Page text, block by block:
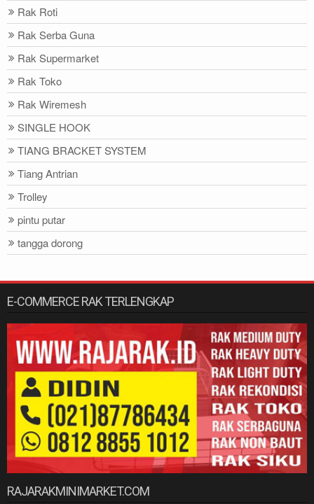
Rak Roti
Rak Serba Guna
Rak Supermarket
Rak Toko
Rak Wiremesh
SINGLE HOOK
TIANG BRACKET SYSTEM
Tiang Antrian
Trolley
pintu putar
tangga dorong
E-COMMERCE RAK TERLENGKAP
RAJARAKMINIMARKET.COM